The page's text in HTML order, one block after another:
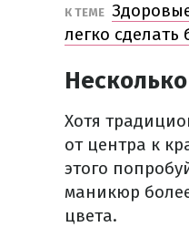
К ТЕМЕ
легко сделать
Хотя
от центра к
этого
маникюр
цвета.